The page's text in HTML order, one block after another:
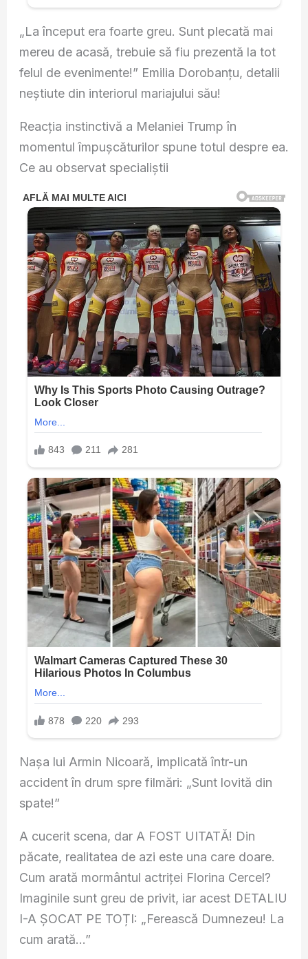
„La început era foarte greu. Sunt plecată mai
mereu de acasă, trebuie să fiu prezentă la tot
felul de evenimente!” Emilia Dorobanțu, detalii
neștiute din interiorul mariajului său!
Reacția instinctivă a Melaniei Trump în
momentul împușcăturilor spune totul despre ea.
Ce au observat specialiștii
Nașa lui Armin Nicoară, implicată într-un
accident în drum spre filmări: „Sunt lovită din
spate!”
A cucerit scena, dar A FOST UITATĂ! Din
păcate, realitatea de azi este una care doare.
Cum arată mormântul actriței Florina Cercel?
Imaginile sunt greu de privit, iar acest DETALIU
I-A ȘOCAT PE TOȚI: „Ferească Dumnezeu! La
cum arată…”